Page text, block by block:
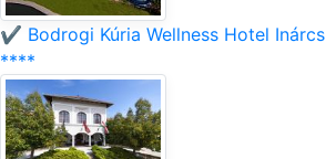
✔️ Bodrogi Kúria Wellness Hotel Inárcs
****